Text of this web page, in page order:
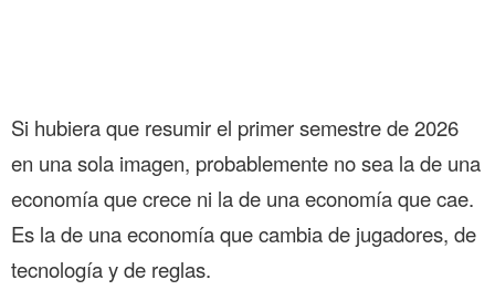
Si hubiera que resumir el primer semestre de 2026
en una sola imagen, probablemente no sea la de una
economía que crece ni la de una economía que cae.
Es la de una economía que cambia de jugadores, de
tecnología y de reglas.